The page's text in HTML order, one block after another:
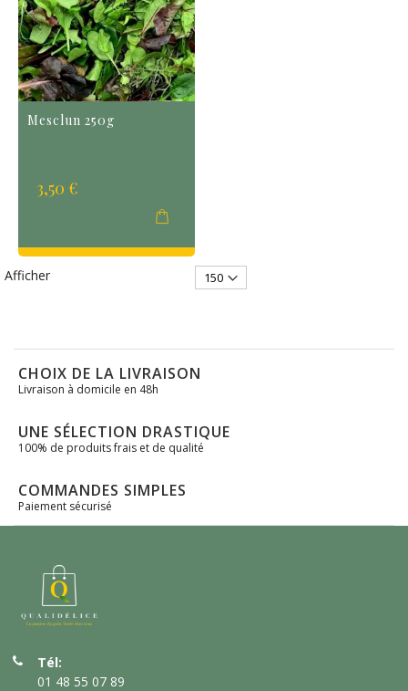
Mesclun 250g
3,50 €
Afficher
CHOIX DE LA LIVRAISON
Livraison à domicile en 48h
UNE SÉLECTION DRASTIQUE
100% de produits frais et de qualité
COMMANDES SIMPLES
Paiement sécurisé
Tél:
01 48 55 07 89